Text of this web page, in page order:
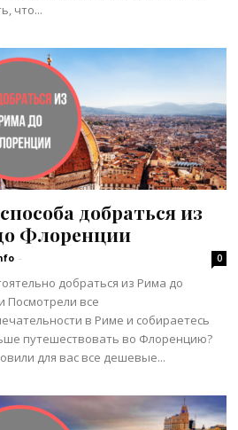
что...
добраться из
Флоренции
- 0
добраться из Рима до
Посмотрели все
в Риме и собираетесь
путешествовать во Флоренцию?
для вас все дешевые...